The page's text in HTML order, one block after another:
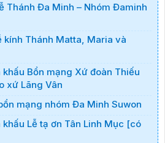
Thánh Đa Minh – Nhóm Đaminh
kính Thánh Matta, Maria và
Bổn mạng Xứ đoàn Thiếu
xứ Lãng Vân
mạng nhóm Đa Minh Suwon
Lễ tạ ơn Tân Linh Mục [có